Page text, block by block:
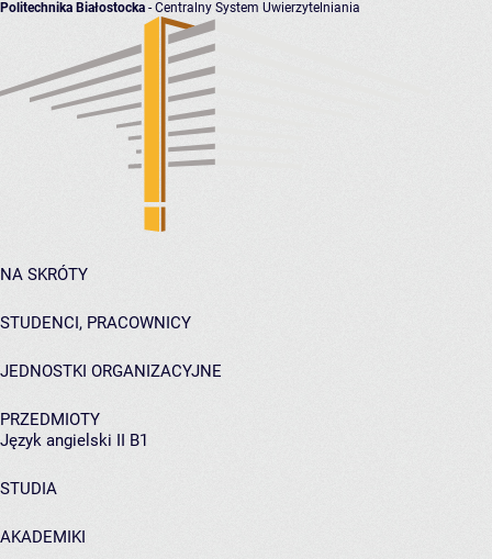
Politechnika Białostocka - Centralny System Uwierzytelniania
NA SKRÓTY
STUDENCI, PRACOWNICY
JEDNOSTKI ORGANIZACYJNE
PRZEDMIOTY
Język angielski II B1
STUDIA
AKADEMIKI